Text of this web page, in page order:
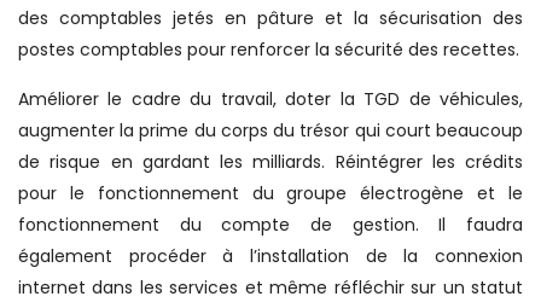
des comptables jetés en pâture et la sécurisation des
postes comptables pour renforcer la sécurité des recettes.
Améliorer le cadre du travail, doter la TGD de véhicules,
augmenter la prime du corps du trésor qui court beaucoup
de risque en gardant les milliards. Réintégrer les crédits
pour le fonctionnement du groupe électrogène et le
fonctionnement du compte de gestion. Il faudra
également procéder à l’installation de la connexion
internet dans les services et même réfléchir sur un statut